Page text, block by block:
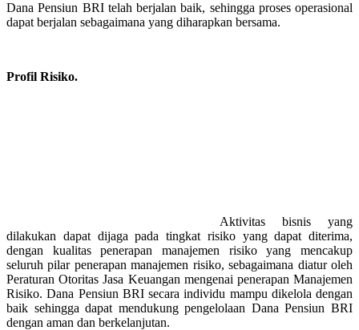
Dana Pensiun BRI telah berjalan baik, sehingga proses operasional
dapat berjalan sebagaimana yang diharapkan bersama.
Profil Risiko.
Aktivitas bisnis yang
dilakukan dapat dijaga pada tingkat risiko yang dapat diterima,
dengan kualitas penerapan manajemen risiko yang mencakup
seluruh pilar penerapan manajemen risiko, sebagaimana diatur oleh
Peraturan Otoritas Jasa Keuangan mengenai penerapan Manajemen
Risiko. Dana Pensiun BRI secara individu mampu dikelola dengan
baik sehingga dapat mendukung pengelolaan Dana Pensiun BRI
dengan aman dan berkelanjutan.